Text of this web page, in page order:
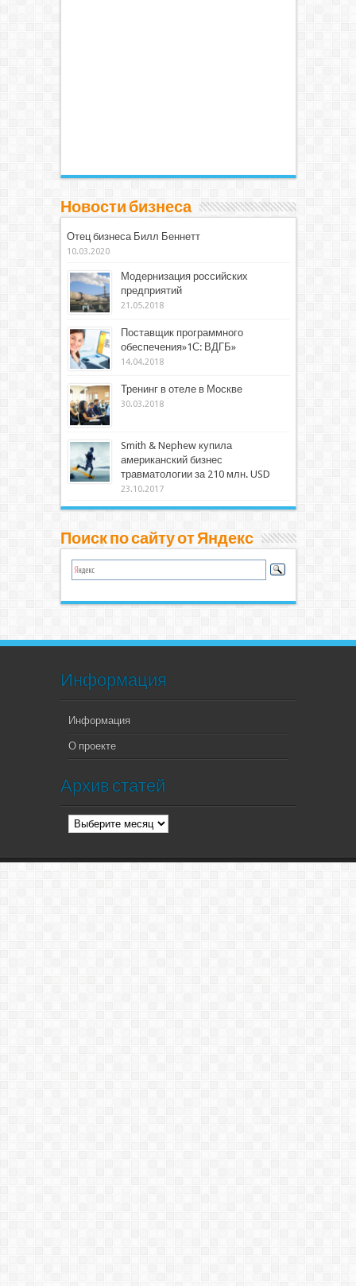
Новости бизнеса
Отец бизнеса Билл Беннетт
10.03.2020
Модернизация российских
предприятий
21.05.2018
Поставщик программного
обеспечения»1С: ВДГБ»
14.04.2018
Тренинг в отеле в Москве
30.03.2018
Smith & Nephew купила
американский бизнес
травматологии за 210 млн. USD
23.10.2017
Поиск по сайту от Яндекс
Информация
Информация
О проекте
Архив статей
Архив
статей